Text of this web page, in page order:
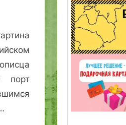
порт